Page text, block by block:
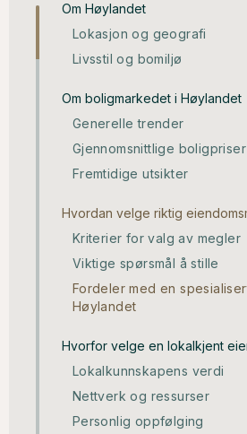
Om Høylandet
Lokasjon og geografi
Livsstil og bomiljø
Om boligmarkedet i Høylandet
Generelle trender
Gjennomsnittlige boligpriser
Fremtidige utsikter
Hvordan velge riktig
Kriterier for valg av megler
Viktige spørsmål å stille
Fordeler med en
Høylandet
Hvorfor velge en lokalkjent
Lokalkunnskapens verdi
Nettverk og ressurser
Personlig oppfølging